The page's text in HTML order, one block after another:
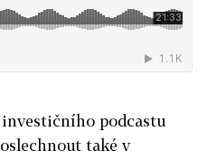
podcastu
také v